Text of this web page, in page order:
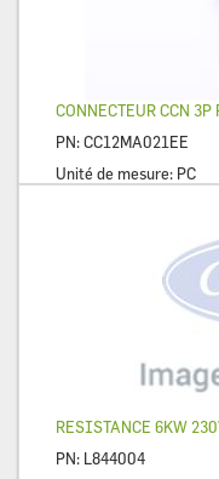
CONNECTEUR CCN 3P
PN:CC12MA021EE
Unité de mesure: PC
RESISTANCE 6KW
PN: L844004